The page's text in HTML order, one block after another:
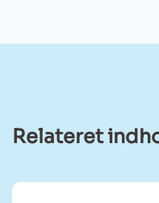
Relateret